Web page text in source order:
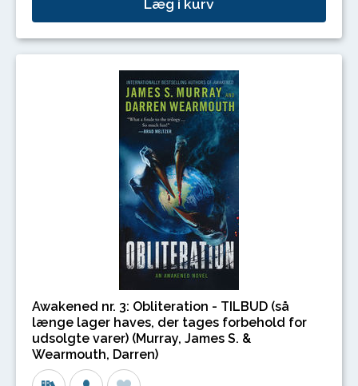
Læg i kurv
Awakened nr. 3: Obliteration - TILBUD (så
længe lager haves, der tages forbehold for
udsolgte varer) (Murray, James S. &
Wearmouth, Darren)